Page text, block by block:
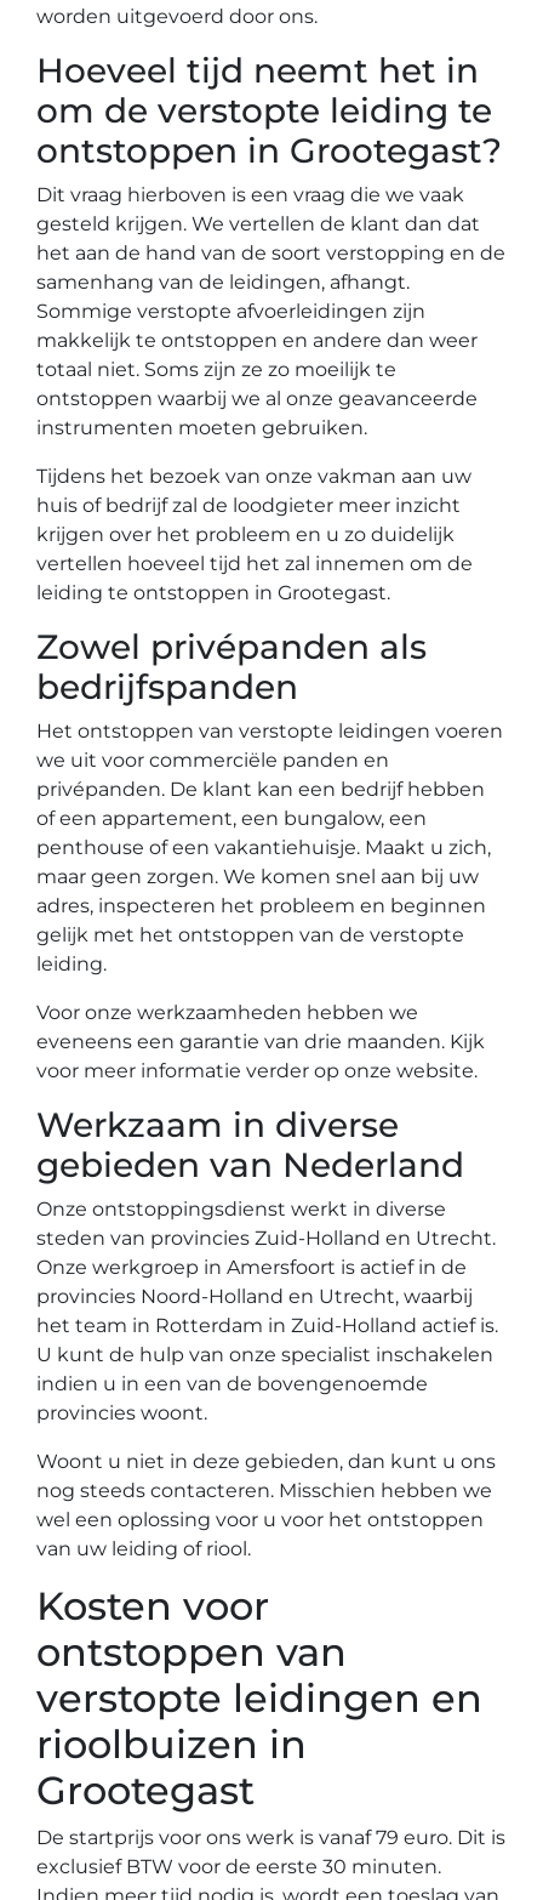
worden uitgevoerd door ons.
Hoeveel tijd neemt het in
om de verstopte leiding te
ontstoppen in Grootegast?
Dit vraag hierboven is een vraag die we vaak
gesteld krijgen. We vertellen de klant dan dat
het aan de hand van de soort verstopping en de
samenhang van de leidingen, afhangt.
Sommige verstopte afvoerleidingen zijn
makkelijk te ontstoppen en andere dan weer
totaal niet. Soms zijn ze zo moeilijk te
ontstoppen waarbij we al onze geavanceerde
instrumenten moeten gebruiken.
Tijdens het bezoek van onze vakman aan uw
huis of bedrijf zal de loodgieter meer inzicht
krijgen over het probleem en u zo duidelijk
vertellen hoeveel tijd het zal innemen om de
leiding te ontstoppen in Grootegast.
Zowel privépanden als
bedrijfspanden
Het ontstoppen van verstopte leidingen voeren
we uit voor commerciële panden en
privépanden. De klant kan een bedrijf hebben
of een appartement, een bungalow, een
penthouse of een vakantiehuisje. Maakt u zich,
maar geen zorgen. We komen snel aan bij uw
adres, inspecteren het probleem en beginnen
gelijk met het ontstoppen van de verstopte
leiding.
Voor onze werkzaamheden hebben we
eveneens een garantie van drie maanden. Kijk
voor meer informatie verder op onze website.
Werkzaam in diverse
gebieden van Nederland
Onze ontstoppingsdienst werkt in diverse
steden van provincies Zuid-Holland en Utrecht.
Onze werkgroep in Amersfoort is actief in de
provincies Noord-Holland en Utrecht, waarbij
het team in Rotterdam in Zuid-Holland actief is.
U kunt de hulp van onze specialist inschakelen
indien u in een van de bovengenoemde
provincies woont.
Woont u niet in deze gebieden, dan kunt u ons
nog steeds contacteren. Misschien hebben we
wel een oplossing voor u voor het ontstoppen
van uw leiding of riool.
Kosten voor
ontstoppen van
verstopte leidingen en
rioolbuizen in
Grootegast
De startprijs voor ons werk is vanaf 79 euro. Dit is
exclusief BTW voor de eerste 30 minuten.